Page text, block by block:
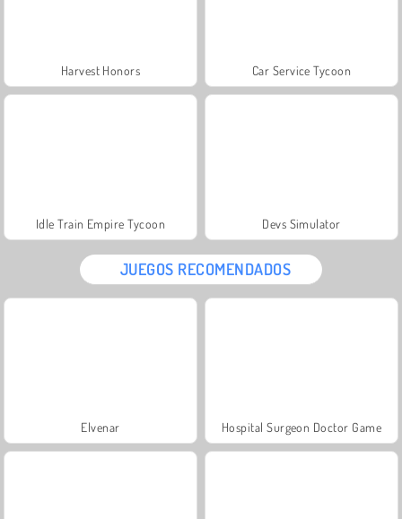
Harvest Honors Car Service Tycoon
Idle Train Empire Tycoon Devs Simulator
JUEGOS RECOMENDADOS
Elvenar Hospital Surgeon Doctor Game